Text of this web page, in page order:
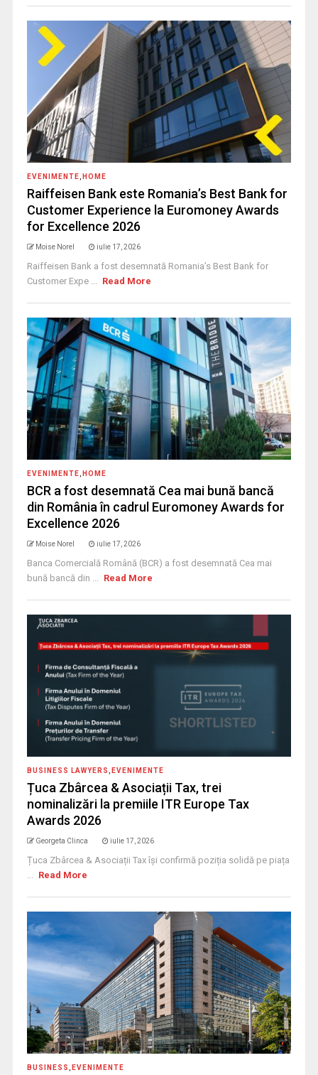
EVENIMENTE HOME
Raiffeisen Bank este Romania’s Best Bank for
Customer Experience la Euromoney Awards
for Excellence 2026
Moise Norel iulie 17, 2026
Raiffeisen Bank a fost desemnată Romania’s Best Bank for
Customer Expe ... Read More
EVENIMENTE HOME
BCR a fost desemnată Cea mai bună bancă
din România în cadrul Euromoney Awards for
Excellence 2026
Moise Norel iulie 17, 2026
Banca Comercială Română (BCR) a fost desemnată Cea mai
bună bancă din ... Read More
BUSINESS LAWYERS EVENIMENTE
Țuca Zbârcea & Asociații Tax, trei
nominalizări la premiile ITR Europe Tax
Awards 2026
Georgeta Clinca iulie 17, 2026
Țuca Zbârcea & Asociații Tax își confirmă poziția solidă pe piața
... Read More
BUSINESS EVENIMENTE